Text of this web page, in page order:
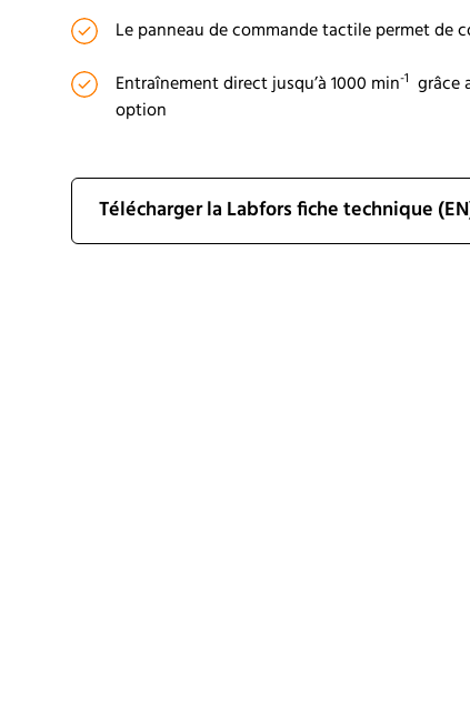
Le panneau de commande tactile permet de
Entraînement direct jusqu’à1000 min-1 grâce
option
Télécharger la Labfors fiche technique